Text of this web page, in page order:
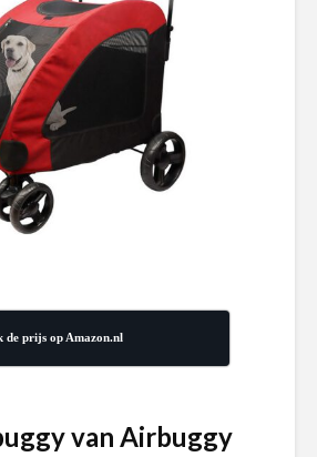
de prijs op Amazon.nl
van Airbuggy